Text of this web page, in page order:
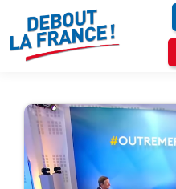
Panneau de gestion des cookies